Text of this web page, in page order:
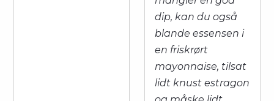
dip, kan du også
blande essensen i
en friskrørt
mayonnaise, tilsat
lidt knust estragon